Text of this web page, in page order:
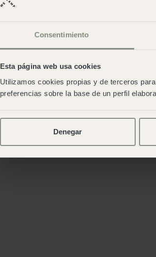
Consentimiento
Esta página web usa cookies
Utilizamos cookies propias y de terceros
preferencias sobre la base de un perfil
Denegar